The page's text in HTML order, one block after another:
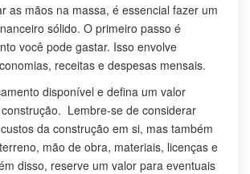
as mãos na massa, é essencial fazer um
sólido. O primeiro passo é
você pode gastar. Isso envolve
receitas e despesas mensais.
disponível e defina um valor
Lembre-se de considerar
da construção em si, mas também
mão de obra, materiais, licenças e
disso, reserve um valor para eventuais